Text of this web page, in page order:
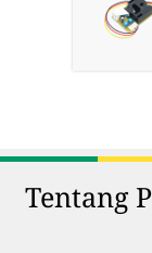
Tentang